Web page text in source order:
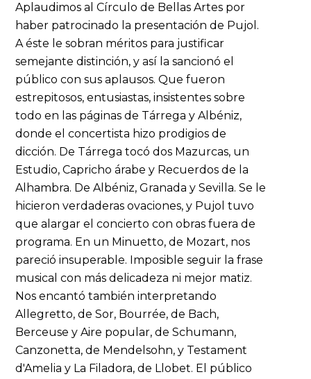
Aplaudimos al Círculo de Bellas Artes por
haber patrocinado la presentación de Pujol.
A éste le sobran méritos para justificar
semejante distinción, y así la sancionó el
público con sus aplausos. Que fueron
estrepitosos, entusiastas, insistentes sobre
todo en las páginas de Tárrega y Albéniz,
donde el concertista hizo prodigios de
dicción. De Tárrega tocó dos Mazurcas, un
Estudio, Capricho árabe y Recuerdos de la
Alhambra. De Albéniz, Granada y Sevilla. Se le
hicieron verdaderas ovaciones, y Pujol tuvo
que alargar el concierto con obras fuera de
programa. En un Minuetto, de Mozart, nos
pareció insuperable. Imposible seguir la frase
musical con más delicadeza ni mejor matiz.
Nos encantó también interpretando
Allegretto, de Sor, Bourrée, de Bach,
Berceuse y Aire popular, de Schumann,
Canzonetta, de Mendelsohn, y Testament
d'Amelia y La Filadora, de Llobet. El público